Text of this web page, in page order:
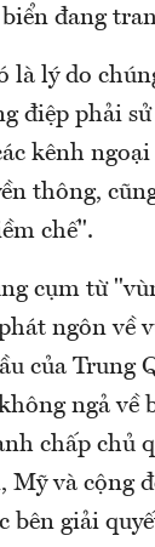
đang
là lý do
điệp phải sử
kênh ngoại
thông,
chế".
cụm từ
ngôn về
của Trung
ngả về
chấp chủ
và cộng
bên giải